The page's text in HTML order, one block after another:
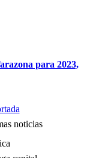
para 2023,
noticias